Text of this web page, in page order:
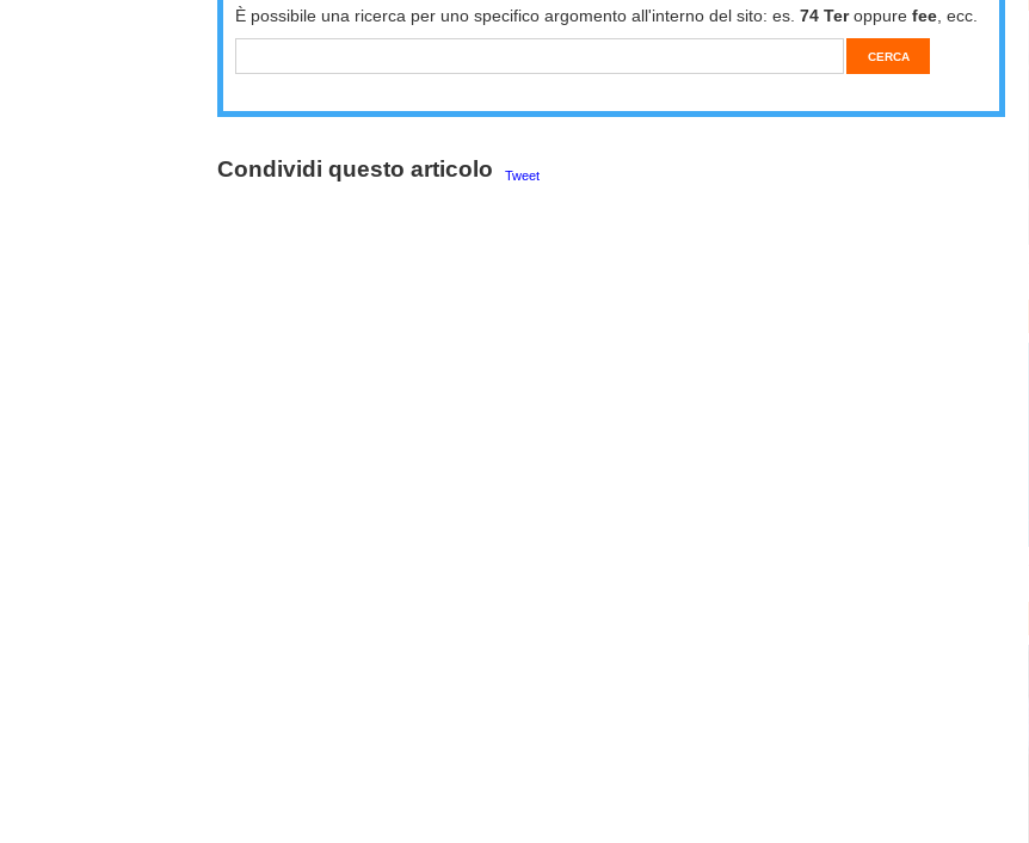
È possibile una ricerca per uno specifico argomento all'interno del sito: es. 74 Teroppure fee , ecc.
Condividi questo articolo Tweet